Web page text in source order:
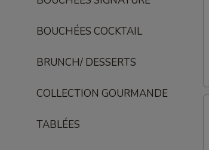
BOUCHÉES COCKTAIL
BRUNCH/ DESSERTS
COLLECTION GOURMANDE
TABLÉES